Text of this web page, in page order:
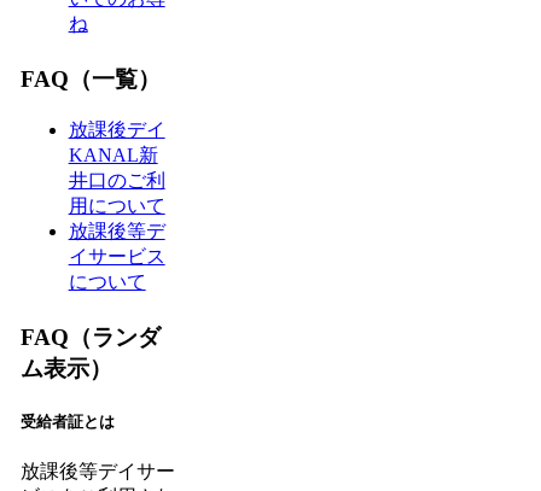
ね
FAQ（一覧）
放課後デイ
KANAL新
井口のご利
用について
放課後等デ
イサービス
について
FAQ（ランダ
ム表示）
受給者証とは
放課後等デイサー